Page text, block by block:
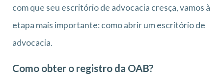
com que seu escritório de advocacia cresça, vamos à
etapa mais importante: como abrir um escritório de
advocacia.
Como obter o registro da OAB?